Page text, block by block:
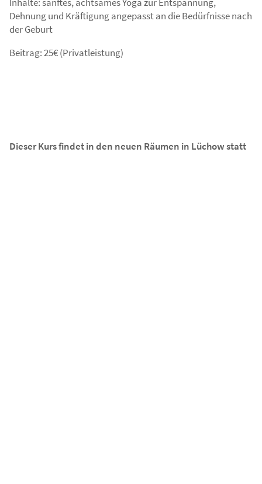
Dehnung und Kräftigung angepasst an die Bedürfnisse nach
der Geburt
Beitrag: 25€ (Privatleistung)
Dieser Kurs findet in den neuen Räumen in Lüchow statt